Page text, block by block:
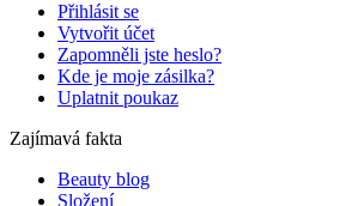
Přihlásit se
Vytvořit účet
Zapomněli jste heslo?
Kde je moje zásilka?
Uplatnit poukaz
Zajímavá fakta
Beauty blog
Složení